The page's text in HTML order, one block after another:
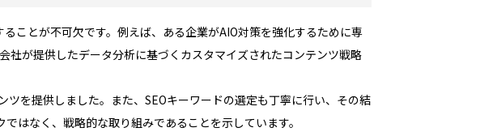
ことが不可欠です。例えば、ある企業がAIO対策を強化するために専
が提供したデータ分析に基づくカスタマイズされたコンテンツ戦略
を提供しました。また、SEOキーワードの選定も丁寧に行い、その結
はなく、戦略的な取り組みであることを示しています。